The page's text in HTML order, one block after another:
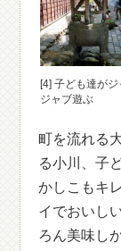
[4] 子ども達がジ
ジャブ遊ぶ
町を流れる
る小川、子
かしこもキ
イでおいし
ろん美味し